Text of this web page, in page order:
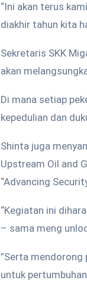
“Ini akan terus
diakhir tahun kita
Sekretaris SKK
akan
Di mana setiap
kepedulian dan
Shinta juga
Upstream Oil and
“Advancing
“Kegiatan ini
– sama meng
”Serta mendorong
untuk